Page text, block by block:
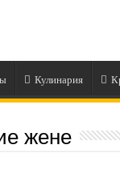
Кулинария
жене